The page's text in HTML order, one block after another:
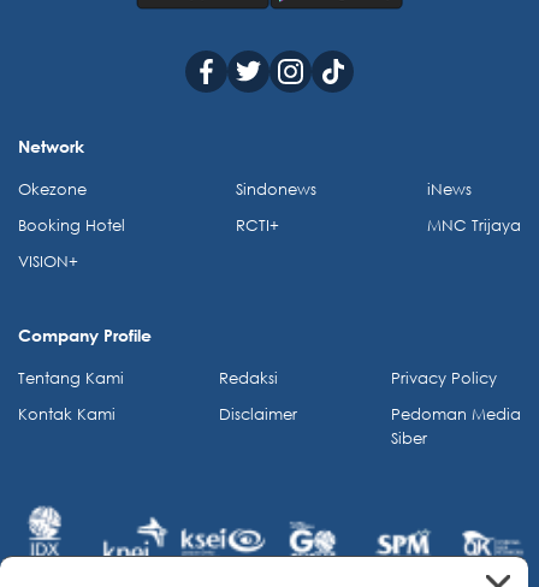
Network
Okezone
Booking Hotel
VISION+
Sindonews
RCTI+
iNews
MNC Trijaya
Company Profile
Tentang Kami
Kontak Kami
Redaksi
Disclaimer
Privacy Policy
Pedoman Media
Siber